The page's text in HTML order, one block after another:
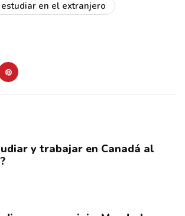
estudiar en el extranjero
y trabajar en Canadá al